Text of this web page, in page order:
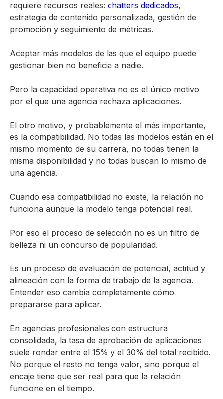
requiere recursos reales: chatters dedicados,
estrategia de contenido personalizada, gestión de
promoción y seguimiento de métricas.
Aceptar más modelos de las que el equipo puede
gestionar bien no beneficia a nadie.
Pero la capacidad operativa no es el único motivo
por el que una agencia rechaza aplicaciones.
El otro motivo, y probablemente el más importante,
es la compatibilidad. No todas las modelos están en el
mismo momento de su carrera, no todas tienen la
misma disponibilidad y no todas buscan lo mismo de
una agencia.
Cuando esa compatibilidad no existe, la relación no
funciona aunque la modelo tenga potencial real.
Por eso el proceso de selección no es un filtro de
belleza ni un concurso de popularidad.
Es un proceso de evaluación de potencial, actitud y
alineación con la forma de trabajo de la agencia.
Entender eso cambia completamente cómo
prepararse para aplicar.
En agencias profesionales con estructura
consolidada, la tasa de aprobación de aplicaciones
suele rondar entre el 15% y el 30% del total recibido.
No porque el resto no tenga valor, sino porque el
encaje tiene que ser real para que la relación
funcione en el tiempo.